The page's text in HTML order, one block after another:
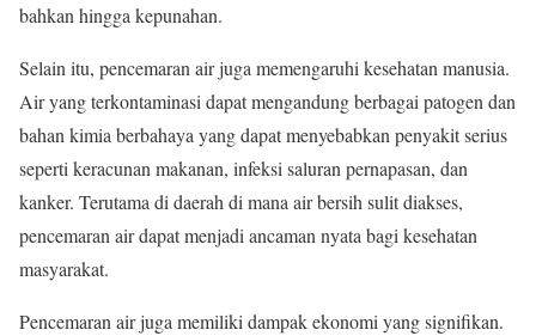
bahkan hingga kepunahan.
Selain itu, pencemaran air juga memengaruhi kesehatan manusia.
Air yang terkontaminasi dapat mengandung berbagai patogen dan
bahan kimia berbahaya yang dapat menyebabkan penyakit serius
seperti keracunan makanan, infeksi saluran pernapasan, dan
kanker. Terutama di daerah di mana air bersih sulit diakses,
pencemaran air dapat menjadi ancaman nyata bagi kesehatan
masyarakat.
Pencemaran air juga memiliki dampak ekonomi yang signifikan.